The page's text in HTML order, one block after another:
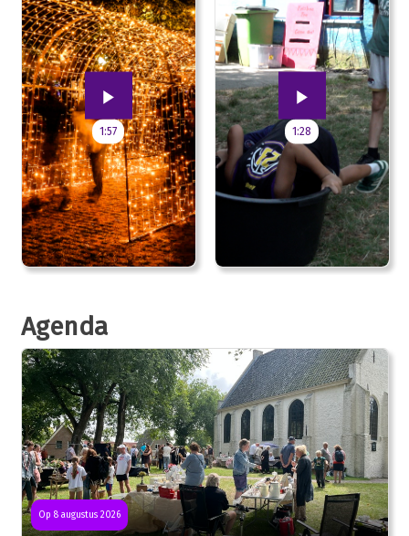
1:57 1:28
Agenda
Op 8 augustus 2026